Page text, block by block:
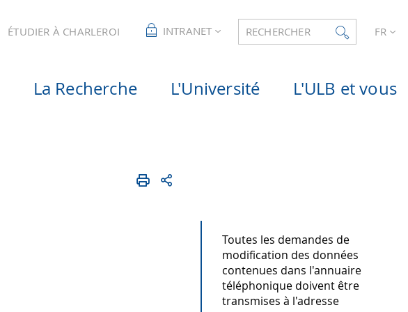
ÉTUDIER À CHARLEROI INTRANET RECHERCHER FR
La Recherche L'Université L'ULB et vous
Toutes les demandes de
modification des données
contenues dans l'annuaire
téléphonique doivent être
transmises à l'adresse